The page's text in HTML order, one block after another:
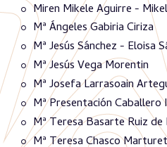
Miren Mikele Aguirre -
Mª Ángeles Gabiria Ciriza
Mª Jesús Sánchez - Eloisa
Mª Jesús Vega Morentin
Mª Josefa Larrasoain
Mª Presentación Caballero
Mª Teresa Basarte Ruiz de
Mª Teresa Chasco Marturet